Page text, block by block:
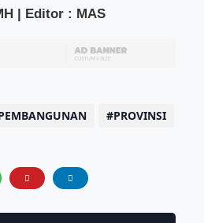
| Editor : MAS
PROVINSI